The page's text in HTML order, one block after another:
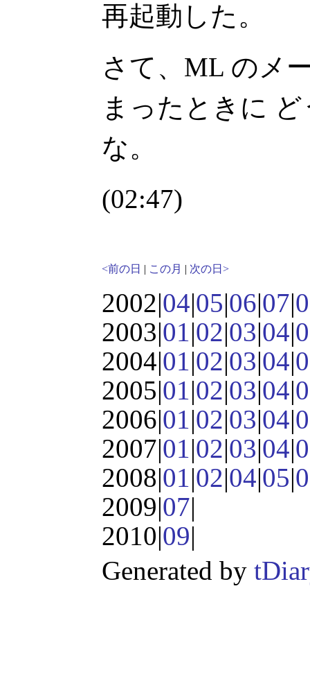
再起動した。
さて、ML のメ
まったときに
な。
(02:47)
<前の日 | この月 | 次の日>
2002|04|05|06|07|
2003|01|02|03|04|
2004|01|02|03|04|
2005|01|02|03|04|
2006|01|02|03|04|
2007|01|02|03|04|
2008|01|02|04|05|
2009|07|
2010|09|
Generated by